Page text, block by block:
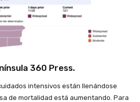
360 Press.
intensivos están llenándose
de mortalidad está aumentando. Para